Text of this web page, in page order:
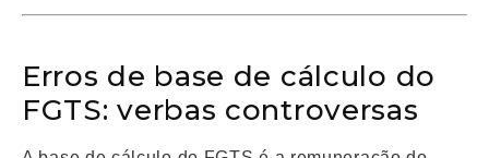
Erros de base de cálculo do
FGTS: verbas controversas